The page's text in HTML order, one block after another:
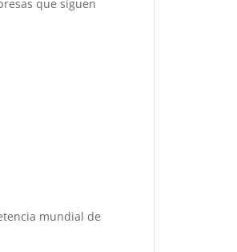
que siguen
mundial de